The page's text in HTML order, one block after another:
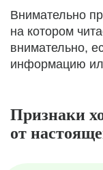
Внимательно
на котором
внимательно,
информацию
Признаки
от